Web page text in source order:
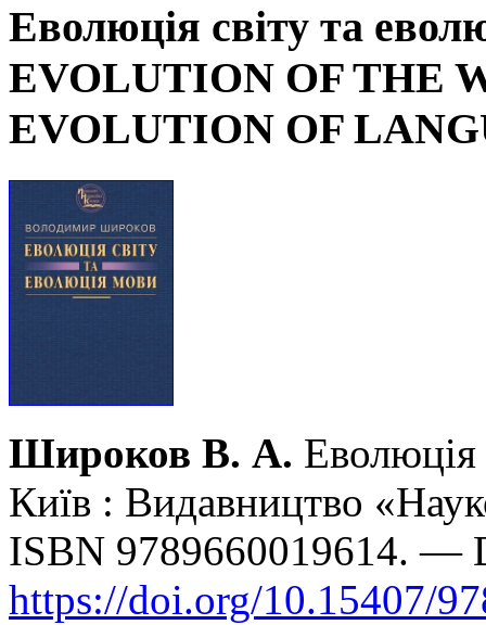
Еволюція світу та
EVOLUTION OF THE
EVOLUTION OF
Широков В. А.
Київ : Видавництво
ISBN 9789660019614. —
https://doi.org/10.15407/